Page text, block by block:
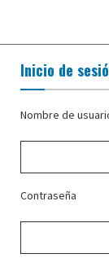
Inicio de
Nombre de
Contraseña